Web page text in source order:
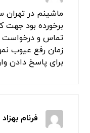
ماشینم در
برخورده بود جهت
تماس و درخواست
زمان رفع عیوب
برای پاسخ دادن
فرنام بهزاد